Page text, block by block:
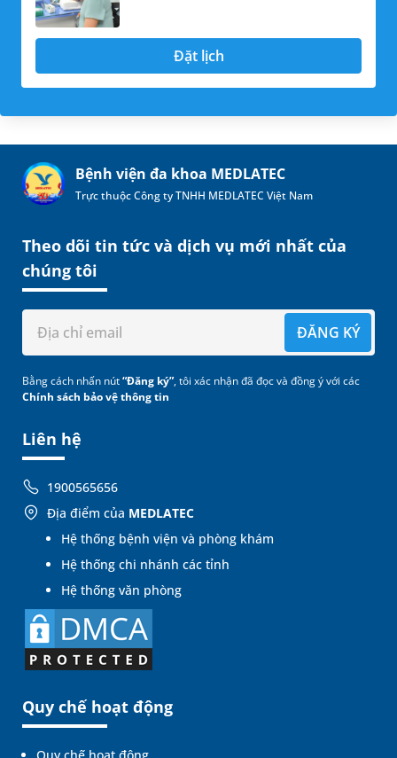
Đặt lịch
Bệnh viện đa khoa MEDLATEC
Trực thuộc Công ty TNHH MEDLATEC Việt Nam
Liên hệ
1900565656
Địa điểm của MEDLATEC
Hệ thống bệnh viện và phòng khám
Hệ thống chi nhánh các tỉnh
Hệ thống văn phòng
Quy chế hoạt động
Theo dõi tin tức và dịch vụ mới nhất của
chúng tôi
ĐĂNG KÝ
Bằng cách nhấn nút“Đăng ký”, tôi xác nhận đã đọc và đồng ý với các
Chính sách bảo vệ thông tin